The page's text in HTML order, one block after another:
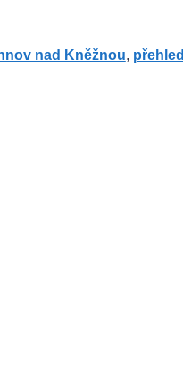
nad Kněžnou, přehled